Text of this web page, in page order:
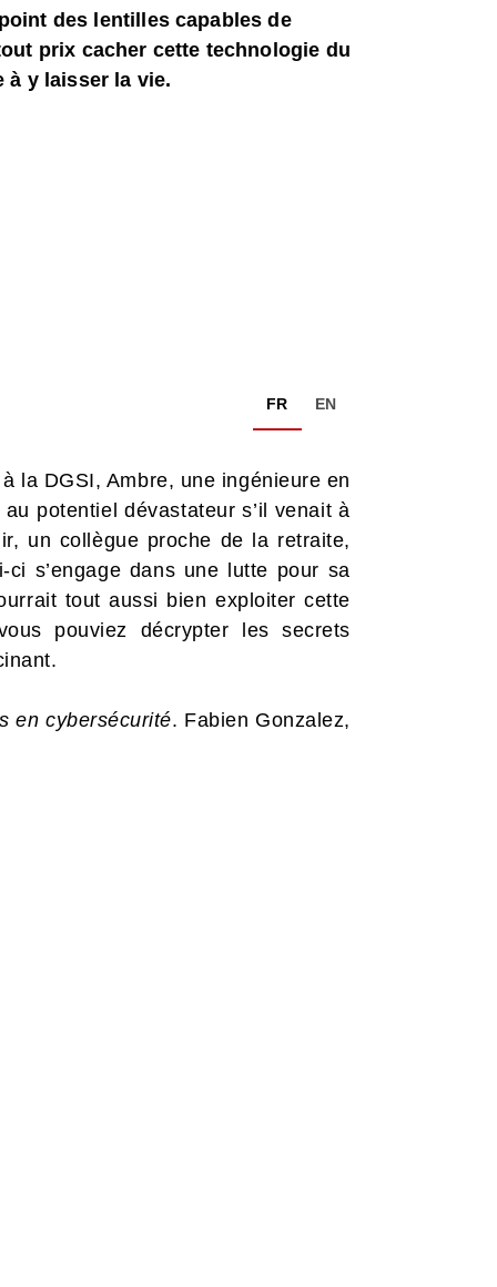
des lentilles capables de
prix cacher cette technologie du
à y laisser la vie.
FR EN
la DGSI, Ambre, une ingénieure en
potentiel dévastateur s’il venait à
un collègue proche de la retraite,
s’engage dans une lutte pour sa
tout aussi bien exploiter cette
pouviez décrypter les secrets
en cybersécurité. Fabien Gonzalez,